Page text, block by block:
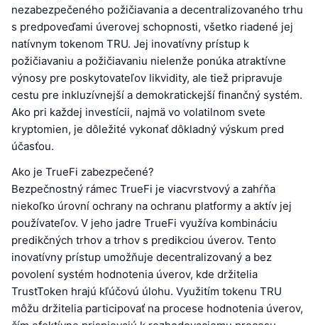
nezabezpečeného požičiavania a decentralizovaného trhu
s predpoveďami úverovej schopnosti, všetko riadené jej
natívnym tokenom TRU. Jej inovatívny prístup k
požičiavaniu a požičiavaniu nielenže ponúka atraktívne
výnosy pre poskytovateľov likvidity, ale tiež pripravuje
cestu pre inkluzívnejší a demokratickejší finančný systém.
Ako pri každej investícii, najmä vo volatilnom svete
kryptomien, je dôležité vykonať dôkladný výskum pred
účasťou.
Ako je TrueFi zabezpečené?
Bezpečnostný rámec TrueFi je viacvrstvový a zahŕňa
niekoľko úrovní ochrany na ochranu platformy a aktív jej
používateľov. V jeho jadre TrueFi využíva kombináciu
predikčných trhov a trhov s predikciou úverov. Tento
inovatívny prístup umožňuje decentralizovaný a bez
povolení systém hodnotenia úverov, kde držitelia
TrustToken hrajú kľúčovú úlohu. Využitím tokenu TRU
môžu držitelia participovať na procese hodnotenia úverov,